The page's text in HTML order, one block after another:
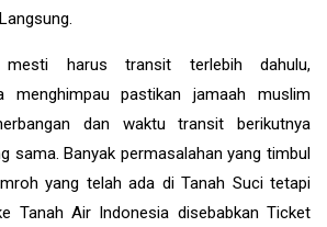
mesti harus transit terlebih dahulu,
menghimpau pastikan jamaah muslim
dan waktu transit berikutnya
sama. Banyak permasalahan yang timbul
yang telah ada di Tanah Suci tetapi
Tanah Air Indonesia disebabkan Ticket